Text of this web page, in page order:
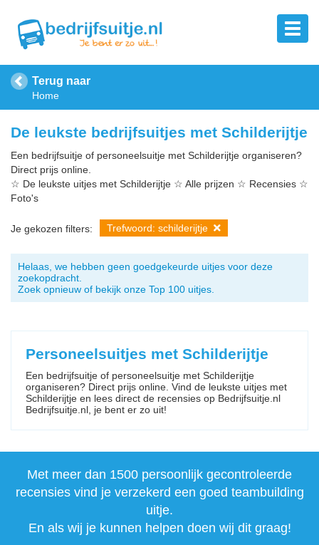
Terug naar
Home
De leukste bedrijfsuitjes met Schilderijtje
Een bedrijfsuitje of personeelsuitje met Schilderijtje organiseren?
Direct prijs online.
☆ De leukste uitjes met Schilderijtje ☆ Alle prijzen ☆ Recensies ☆
Foto's
Je gekozen filters: Trefwoord: schilderijtje
Helaas, we hebben geen goedgekeurde uitjes voor deze
zoekopdracht.
Zoek opnieuw of bekijk onze Top 100 uitjes.
Personeelsuitjes met Schilderijtje
Een bedrijfsuitje of personeelsuitje met Schilderijtje
organiseren? Direct prijs online. Vind de leukste uitjes met
Schilderijtje en lees direct de recensies op Bedrijfsuitje.nl
Bedrijfsuitje.nl, je bent er zo uit!
Met meer dan 1500 persoonlijk gecontroleerde
recensies vind je verzekerd een goed teambuilding
uitje.
En als wij je kunnen helpen doen wij dit graag!